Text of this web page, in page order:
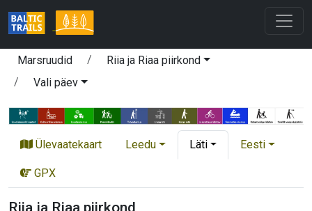
Marsruudid
Riia ja Riaa piirkond
Vali päev
Ülevaatekaart Leedu Läti Eesti
GPX